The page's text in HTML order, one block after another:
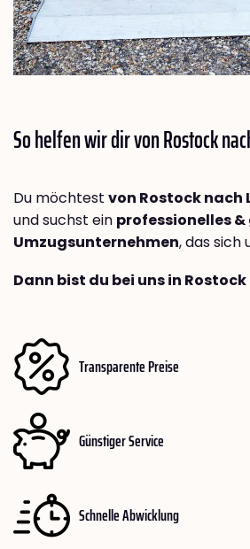
So helfen wir dir von Rostock
Du möchtest von Rostock nach
und suchst ein professionelles
Umzugsunternehmen, das sich
Dann bist du bei uns in
Transparente Preise
Günstiger Service
Schnelle Abwicklung